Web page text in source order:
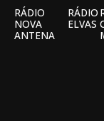
RÁDIO
NOVA
ANTENA
RÁDIO
ELVAS